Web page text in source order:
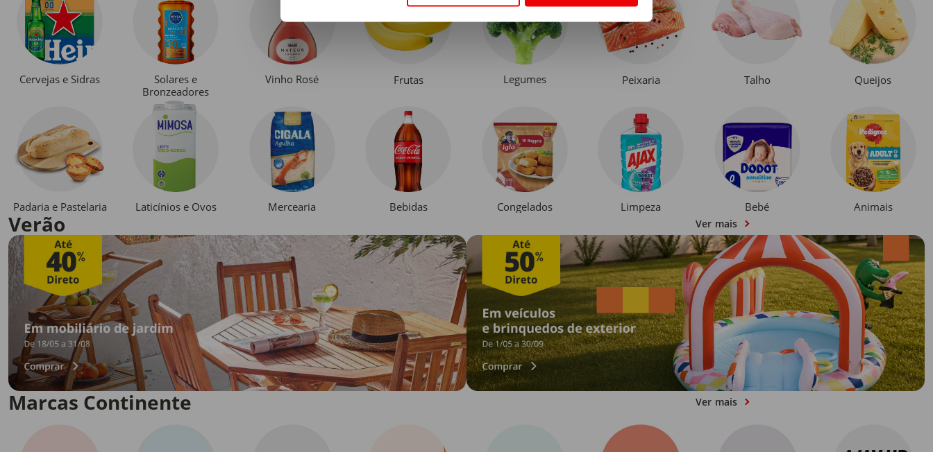
Cervejas e Sidras
Solares e
Bronzeadores
Vinho Rosé Frutas Legumes Peixaria Talho Queijos
Padaria e Pastelaria Laticínios e Ovos Mercearia Bebidas Congelados Limpeza Bebé Animais
Verão Ver mais
Marcas Continente Ver mais